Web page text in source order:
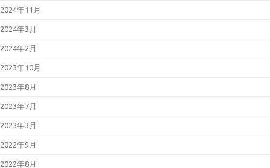
2024年11月
2024年3月
2024年2月
2023年10月
2023年8月
2023年7月
2023年3月
2022年9月
2022年8月